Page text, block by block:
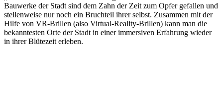
Bauwerke der Stadt sind dem Zahn der Zeit zum Opfer gefallen und
stellenweise nur noch ein Bruchteil ihrer selbst. Zusammen mit der
Hilfe von VR-Brillen (also Virtual-Reality-Brillen) kann man die
bekanntesten Orte der Stadt in einer immersiven Erfahrung wieder
in ihrer Blütezeit erleben.